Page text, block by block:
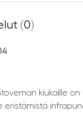
(0)
kiukaille
eristämistä